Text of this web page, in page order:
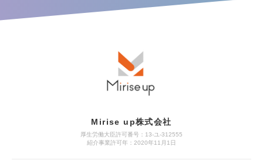
Mirise up株式会社
厚生労働大臣許可番号：13-ユ-312555
紹介事業許可年：2020年11月1日